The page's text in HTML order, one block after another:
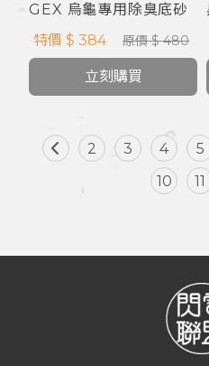
GEX 烏龜專用除臭底砂
原價 $ 480
特價 $ 384
立刻購買
2 3 4 5
10
11